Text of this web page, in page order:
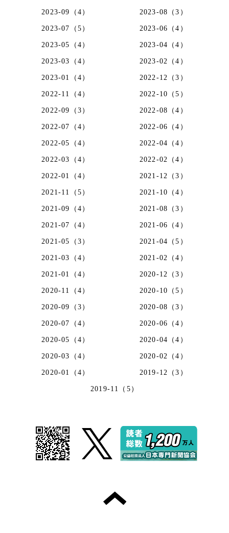
2023-09（4） 2023-08（3）
2023-07（5） 2023-06（4）
2023-05（4） 2023-04（4）
2023-03（4） 2023-02（4）
2023-01（4） 2022-12（3）
2022-11（4） 2022-10（5）
2022-09（3） 2022-08（4）
2022-07（4） 2022-06（4）
2022-05（4） 2022-04（4）
2022-03（4） 2022-02（4）
2022-01（4） 2021-12（3）
2021-11（5） 2021-10（4）
2021-09（4） 2021-08（3）
2021-07（4） 2021-06（4）
2021-05（3） 2021-04（5）
2021-03（4） 2021-02（4）
2021-01（4） 2020-12（3）
2020-11（4） 2020-10（5）
2020-09（3） 2020-08（3）
2020-07（4） 2020-06（4）
2020-05（4） 2020-04（4）
2020-03（4） 2020-02（4）
2020-01（4） 2019-12（3）
2019-11（5）